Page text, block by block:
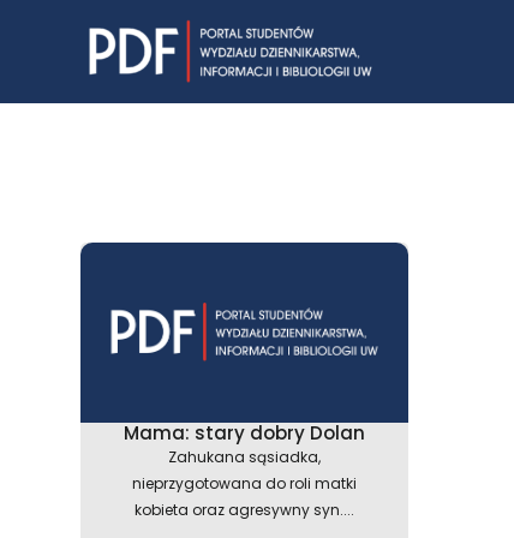
Mama: stary dobry Dolan
Zahukana sąsiadka,
nieprzygotowana do roli matki
kobieta oraz agresywny syn....